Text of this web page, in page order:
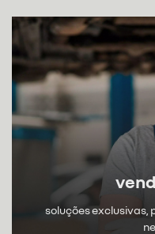
soluções exclusivas,